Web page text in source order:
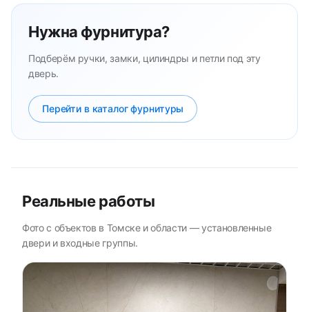
Нужна фурнитура?
Подберём ручки, замки, цилиндры и петли под эту
дверь.
Перейти в каталог фурнитуры
Реальные работы
Фото с объектов в Томске и области — установленные
двери и входные группы.